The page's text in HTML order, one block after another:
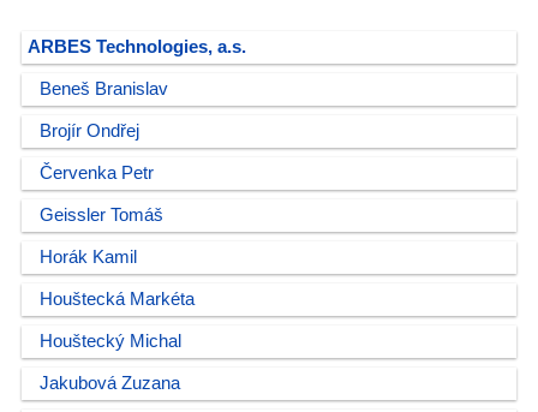
ARBES Technologies, a.s.
Beneš Branislav
Brojír Ondřej
Červenka Petr
Geissler Tomáš
Horák Kamil
Houštecká Markéta
Houštecký Michal
Jakubová Zuzana